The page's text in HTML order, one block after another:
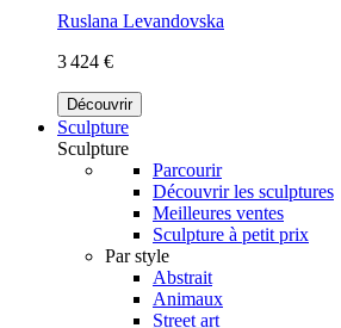
Ruslana Levandovska
3 424 €
Découvrir
Sculpture
Sculpture
Parcourir
Découvrir les sculptures
Meilleures ventes
Sculpture à petit prix
Par style
Abstrait
Animaux
Street art